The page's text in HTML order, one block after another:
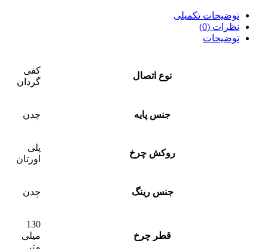
توضیحات تکمیلی
نظرات (0)
توضیحات
نوع اتصال
کفی
گردان
جنس پایه چدن
روکش چرخ
پلی
اورتان
جنس رینگ چدن
قطر چرخ
130
میلی
متر